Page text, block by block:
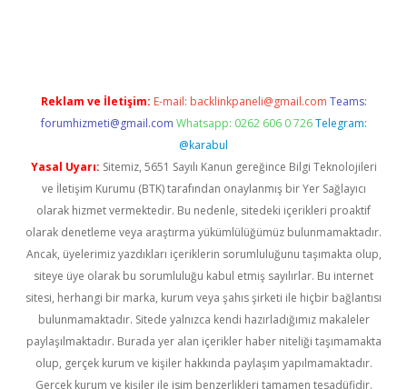
Reklam ve İletişim: E-mail: backlinkpaneli@gmail.com Teams:
forumhizmeti@gmail.com Whatsapp: 0262 606 0 726 Telegram:
@karabul
Yasal Uyarı: Sitemiz, 5651 Sayılı Kanun gereğince Bilgi Teknolojileri
ve İletişim Kurumu (BTK) tarafından onaylanmış bir Yer Sağlayıcı
olarak hizmet vermektedir. Bu nedenle, sitedeki içerikleri proaktif
olarak denetleme veya araştırma yükümlülüğümüz bulunmamaktadır.
Ancak, üyelerimiz yazdıkları içeriklerin sorumluluğunu taşımakta olup,
siteye üye olarak bu sorumluluğu kabul etmiş sayılırlar. Bu internet
sitesi, herhangi bir marka, kurum veya şahıs şirketi ile hiçbir bağlantısı
bulunmamaktadır. Sitede yalnızca kendi hazırladığımız makaleler
paylaşılmaktadır. Burada yer alan içerikler haber niteliği taşımamakta
olup, gerçek kurum ve kişiler hakkında paylaşım yapılmamaktadır.
Gerçek kurum ve kişiler ile isim benzerlikleri tamamen tesadüfidir.